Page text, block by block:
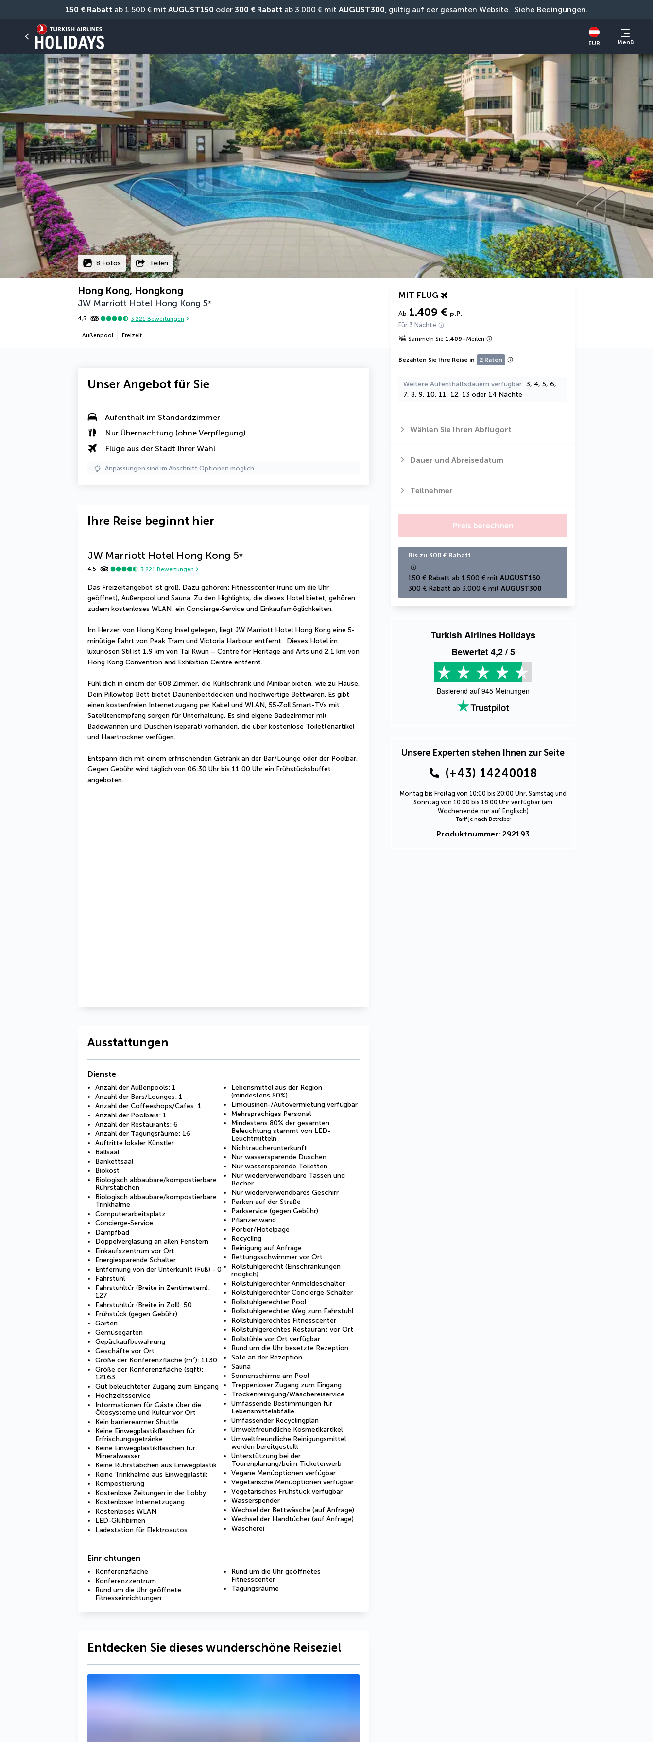
150 € Rabatt ab 1.500 € mit AUGUST150 oder 300 € Rabatt ab 3.000 € mit AUGUST300, gültig auf der gesamten Website. Siehe Bedingungen.
EUR Menü
8 Fotos Teilen
Hong Kong, Hongkong
JW Marriott Hotel Hong Kong 5*
4,5 3.221 Bewertungen
Außenpool Freizeit
MIT FLUG
Ab 1.409 € p.P.
Für 3 Nächte
Sammeln Sie 1.409+Meilen
Bezahlen Sie Ihre Reise in 2 Raten
Weitere Aufenthaltsdauern verfügbar 3, 4, 5, 6,
7, 8, 9, 10, 11, 12, 13 oder 14 Nächte
Wählen Sie Ihren Abflugort
Dauer und Abreisedatum
Teilnehmer
Preis berechnen
Bis zu 300 € Rabatt
150 € Rabatt ab 1.500 € mit AUGUST150
300 € Rabatt ab 3.000 € mit AUGUST300
Turkish Airlines Holidays
Bewertet4,2/ 5
Basierend auf 945Meinungen
Unsere Experten stehen Ihnen zur Seite
(+43) 14240018
Montag bis Freitag von 10:00 bis 20:00 Uhr. Samstag und
Sonntag von 10:00 bis 18:00 Uhr verfügbar (am
Wochenende nur auf Englisch)
Tarif je nach Betreiber
Produktnummer: 292193
Unser Angebot für Sie
Aufenthalt im Standardzimmer
Nur Übernachtung (ohne Verpflegung)
Flüge aus der Stadt Ihrer Wahl
Anpassungen sind im Abschnitt Optionen möglich.
Ihre Reise beginnt hier
JW Marriott Hotel Hong Kong 5*
4,5 3.221 Bewertungen
Das Freizeitangebot ist groß. Dazu gehören: Fitnesscenter (rund um die Uhr
geöffnet), Außenpool und Sauna. Zu den Highlights, die dieses Hotel bietet, gehören
zudem kostenloses WLAN, ein Concierge-Service und Einkaufsmöglichkeiten.
Im Herzen von Hong Kong Insel gelegen, liegt JW Marriott Hotel Hong Kong eine 5-
minütige Fahrt von Peak Tram und Victoria Harbour entfernt.  Dieses Hotel im
luxuriösen Stil ist 1,9 km von Tai Kwun – Centre for Heritage and Arts und 2,1 km von
Hong Kong Convention and Exhibition Centre entfernt.
Fühl dich in einem der 608 Zimmer, die Kühlschrank und Minibar bieten, wie zu Hause.
Dein Pillowtop Bett bietet Daunenbettdecken und hochwertige Bettwaren. Es gibt
einen kostenfreien Internetzugang per Kabel und WLAN; 55-Zoll Smart-TVs mit
Satellitenempfang sorgen für Unterhaltung. Es sind eigene Badezimmer mit
Badewannen und Duschen (separat) vorhanden, die über kostenlose Toilettenartikel
und Haartrockner verfügen.
Entspann dich mit einem erfrischenden Getränk an der Bar/Lounge oder der Poolbar.
Gegen Gebühr wird täglich von 06:30 Uhr bis 11:00 Uhr ein Frühstücksbuffet
angeboten.
Ausstattungen
Dienste
Anzahl der Außenpools: 1
Anzahl der Bars/Lounges: 1
Anzahl der Coffeeshops/Cafés: 1
Anzahl der Poolbars: 1
Anzahl der Restaurants: 6
Anzahl der Tagungsräume: 16
Auftritte lokaler Künstler
Ballsaal
Bankettsaal
Biokost
Biologisch abbaubare/kompostierbare
Rührstäbchen
Biologisch abbaubare/kompostierbare
Trinkhalme
Computerarbeitsplatz
Concierge-Service
Dampfbad
Doppelverglasung an allen Fenstern
Einkaufszentrum vor Ort
Energiesparende Schalter
Entfernung von der Unterkunft (Fuß) - 0
Fahrstuhl
Fahrstuhltür (Breite in Zentimetern):
127
Fahrstuhltür (Breite in Zoll): 50
Frühstück (gegen Gebühr)
Garten
Gemüsegarten
Gepäckaufbewahrung
Geschäfte vor Ort
Größe der Konferenzfläche (m²): 1130
Größe der Konferenzfläche (sqft):
12163
Gut beleuchteter Zugang zum Eingang
Hochzeitsservice
Informationen für Gäste über die
Ökosysteme und Kultur vor Ort
Kein barrierearmer Shuttle
Keine Einwegplastikflaschen für
Erfrischungsgetränke
Keine Einwegplastikflaschen für
Mineralwasser
Keine Rührstäbchen aus Einwegplastik
Keine Trinkhalme aus Einwegplastik
Kompostierung
Kostenlose Zeitungen in der Lobby
Kostenloser Internetzugang
Kostenloses WLAN
LED-Glühbirnen
Ladestation für Elektroautos
Lebensmittel aus der Region
(mindestens 80%)
Limousinen-/Autovermietung verfügbar
Mehrsprachiges Personal
Mindestens 80% der gesamten
Beleuchtung stammt von LED-
Leuchtmitteln
Nichtraucherunterkunft
Nur wassersparende Duschen
Nur wassersparende Toiletten
Nur wiederverwendbare Tassen und
Becher
Nur wiederverwendbares Geschirr
Parken auf der Straße
Parkservice (gegen Gebühr)
Pflanzenwand
Portier/Hotelpage
Recycling
Reinigung auf Anfrage
Rettungsschwimmer vor Ort
Rollstuhlgerecht (Einschränkungen
möglich)
Rollstuhlgerechter Anmeldeschalter
Rollstuhlgerechter Concierge-Schalter
Rollstuhlgerechter Pool
Rollstuhlgerechter Weg zum Fahrstuhl
Rollstuhlgerechtes Fitnesscenter
Rollstuhlgerechtes Restaurant vor Ort
Rollstühle vor Ort verfügbar
Rund um die Uhr besetzte Rezeption
Safe an der Rezeption
Sauna
Sonnenschirme am Pool
Treppenloser Zugang zum Eingang
Trockenreinigung/Wäschereiservice
Umfassende Bestimmungen für
Lebensmittelabfälle
Umfassender Recyclingplan
Umweltfreundliche Kosmetikartikel
Umweltfreundliche Reinigungsmittel
werden bereitgestellt
Unterstützung bei der
Tourenplanung/beim Ticketerwerb
Vegane Menüoptionen verfügbar
Vegetarische Menüoptionen verfügbar
Vegetarisches Frühstück verfügbar
Wasserspender
Wechsel der Bettwäsche (auf Anfrage)
Wechsel der Handtücher (auf Anfrage)
Wäscherei
Einrichtungen
Konferenzfläche
Konferenzzentrum
Rund um die Uhr geöffnete
Fitnesseinrichtungen
Rund um die Uhr geöffnetes
Fitnesscenter
Tagungsräume
Entdecken Sie dieses wunderschöne Reiseziel